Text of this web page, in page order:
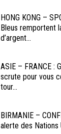
HONG KONG –
Bleus remportent
d’argent...
ASIE – FRANCE :
scrute pour vous
tour...
BIRMANIE –
alerte des Nations